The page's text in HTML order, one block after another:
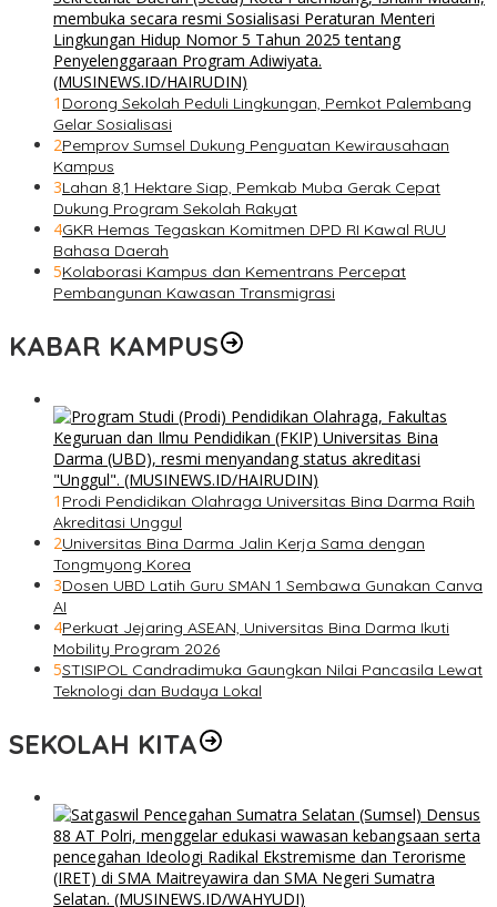
1 Dorong Sekolah Peduli Lingkungan, Pemkot Palembang
Gelar Sosialisasi
2Pemprov Sumsel Dukung Penguatan Kewirausahaan
Kampus
3Lahan 8,1 Hektare Siap, Pemkab Muba Gerak Cepat
Dukung Program Sekolah Rakyat
4GKR Hemas Tegaskan Komitmen DPD RI Kawal RUU
Bahasa Daerah
5Kolaborasi Kampus dan Kementrans Percepat
Pembangunan Kawasan Transmigrasi
KABAR KAMPUS
1 Prodi Pendidikan Olahraga Universitas Bina Darma Raih
Akreditasi Unggul
2Universitas Bina Darma Jalin Kerja Sama dengan
Tongmyong Korea
3Dosen UBD Latih Guru SMAN 1 Sembawa Gunakan Canva
AI
4Perkuat Jejaring ASEAN, Universitas Bina Darma Ikuti
Mobility Program 2026
5STISIPOL Candradimuka Gaungkan Nilai Pancasila Lewat
Teknologi dan Budaya Lokal
SEKOLAH KITA